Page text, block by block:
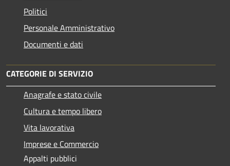
Politici
Personale Amministrativo
Documenti e dati
CATEGORIE DI SERVIZIO
Anagrafe e stato civile
Cultura e tempo libero
Vita lavorativa
Imprese e Commercio
Appalti pubblici